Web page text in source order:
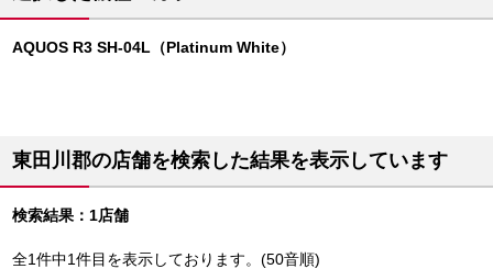
AQUOS R3 SH-04L（Platinum White）
東田川郡の店舗を検索した結果を表示しています
検索結果：1店舗
全1件中1件目を表示しております。(50音順)